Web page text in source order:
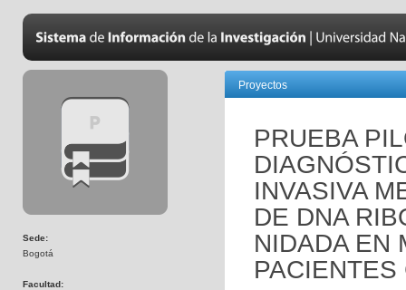
Sede:
Bogotá
Facultad:
Proyectos
PRUEBA
INVASIVA
DE DNA
NIDADA EN